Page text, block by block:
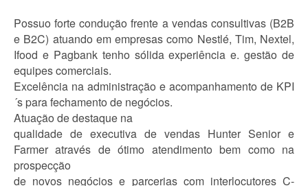
Possuo forte condução frente a vendas consultivas (B2B
e B2C) atuando em empresas como Nestlé, Tim, Nextel,
Ifood e Pagbank tenho sólida experiência e. gestão de
equipes comerciais.
Excelência na administração e acompanhamento de KPI
´s para fechamento de negócios.
Atuação de destaque na
qualidade de executiva de vendas Hunter Senior e
Farmer através de ótimo atendimento bem como na
prospecção
de novos negócios e parcerias com interlocutores C-